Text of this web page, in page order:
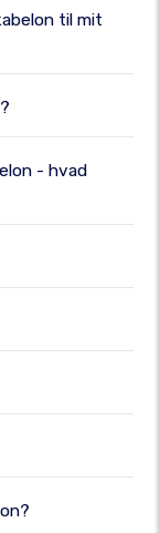
til mit
- hvad